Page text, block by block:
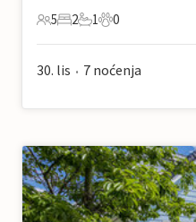
5 Gosti
5
2 Spavaće sobe
2
1 Kupaonica
1
0 Kućni ljubimac
0
30. lis • 7 noćenja